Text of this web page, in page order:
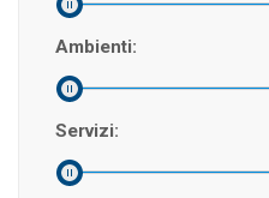
Ambienti:
Servizi: